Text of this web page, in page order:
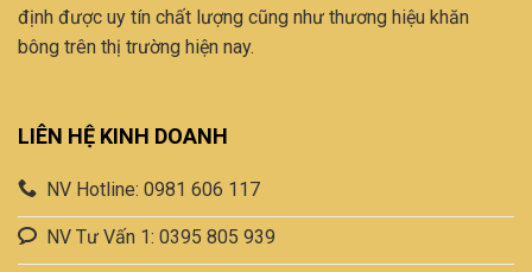
định được uy tín chất lượng cũng như thương hiệu khăn
bông trên thị trường hiện nay.
LIÊN HỆ KINH DOANH
NV Hotline: 0981 606 117
NV Tư Vấn 1: 0395 805 939